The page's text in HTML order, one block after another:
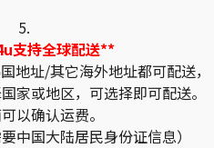
5.
支持全球配送**
地址/其它海外地址都可配送，
家或地区，可选择即可配送。
以确认运费。
中国大陆居民身份证信息）